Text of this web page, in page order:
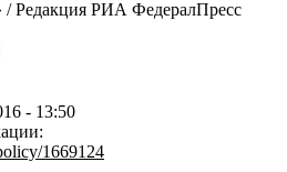
/Редакция РИА ФедералПресс
- 13:50
1669124